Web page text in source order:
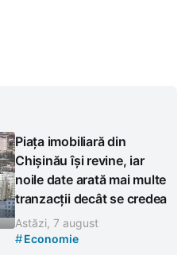
Piața imobiliară din
Chișinău își revine, iar
noile date arată mai multe
tranzacții decât se credea
Astăzi, 7 august
#Economie